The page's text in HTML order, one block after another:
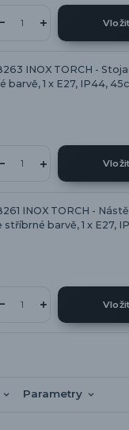
INOX TORCH -
barvě, 1 x E27, IP44,
INOX TORCH -
stříbrné barvě, 1 x E27,
Parametry